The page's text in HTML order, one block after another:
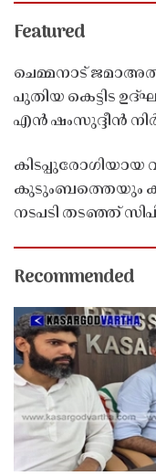
Featured
ചെമ്മനാട്
പുതിയ കെട്ടിട
എൻ ഷംസുദ്ദീൻ
കുടുംബത്തെയും
നടപടി തടഞ്ഞ്
Recommended